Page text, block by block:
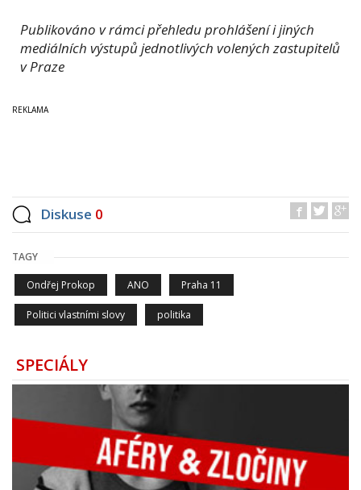
Publikováno v rámci přehledu prohlášení i jiných
mediálních výstupů jednotlivých volených zastupitelů
v Praze
Diskuse 0
TAGY
Ondřej Prokop ANO Praha 11
Politici vlastními slovy politika
SPECIÁLY